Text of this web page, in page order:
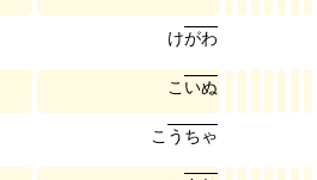
けがわ
こ いぬ
こ う ちゃ